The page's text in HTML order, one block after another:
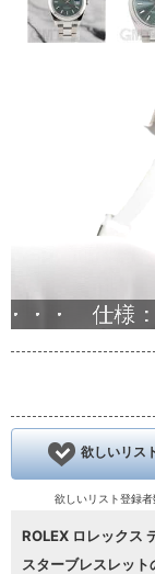
欲しいリス
欲しいリスト登録者
ROLEX ロレックス
スターブレスレッ